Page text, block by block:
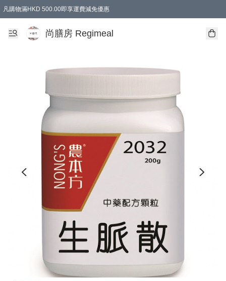
凡購物滿HKD 500.00即享運費減免優惠
尚膳房 Regimeal